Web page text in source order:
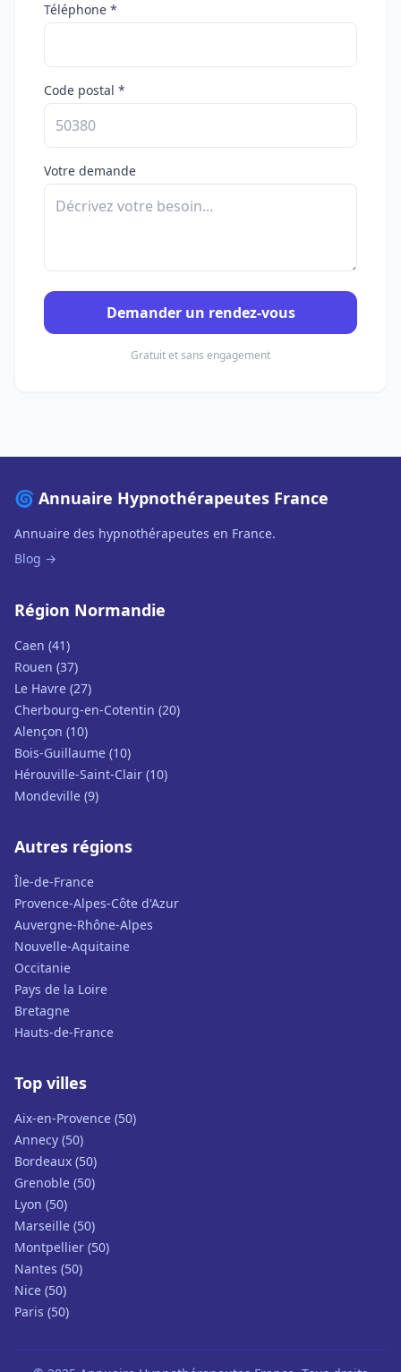
Téléphone *
Code postal *
Votre demande
Demander un rendez-vous
Gratuit et sans engagement
🌀 Annuaire Hypnothérapeutes France
Annuaire des hypnothérapeutes en France.
Blog →
Région Normandie
Caen (41)
Rouen (37)
Le Havre (27)
Cherbourg-en-Cotentin (20)
Alençon (10)
Bois-Guillaume (10)
Hérouville-Saint-Clair (10)
Mondeville (9)
Autres régions
Île-de-France
Provence-Alpes-Côte d'Azur
Auvergne-Rhône-Alpes
Nouvelle-Aquitaine
Occitanie
Pays de la Loire
Bretagne
Hauts-de-France
Top villes
Aix-en-Provence (50)
Annecy (50)
Bordeaux (50)
Grenoble (50)
Lyon (50)
Marseille (50)
Montpellier (50)
Nantes (50)
Nice (50)
Paris (50)